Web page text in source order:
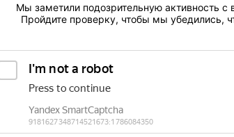
Мы заметили подозрительную активность с
Пройдите проверку, чтобы мы убедились,